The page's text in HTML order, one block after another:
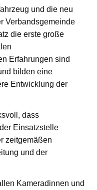
und die neu
Verbandsgemeinde
die erste große
Erfahrungen sind
bilden eine
Entwicklung der
dass
Einsatzstelle
zeitgemäßen
und der
Kameradinnen und